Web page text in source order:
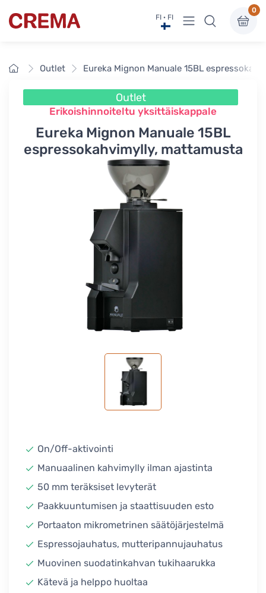
Crema FI · FI Näytä valikko
0
EtusivuOutlet Eureka Mignon Manuale 15BL
Outlet
Erikoishinnoiteltu yksittäiskappale
Eureka Mignon Manuale 15BL
espressokahvimylly, mattamusta
On/Off-aktivointi
Manuaalinen kahvimylly ilman ajastinta
50 mm teräksiset levyterät
Paakkuuntumisen ja staattisuuden esto
Portaaton mikrometrinen säätöjärjestelmä
Espressojauhatus, mutteripannujauhatus
Muovinen suodatinkahvan tukihaarukka
Kätevä ja helppo huoltaa